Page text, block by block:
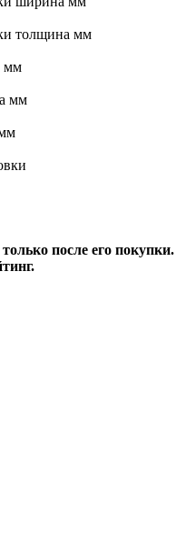
толщина мм
мм
мм
после его покупки.